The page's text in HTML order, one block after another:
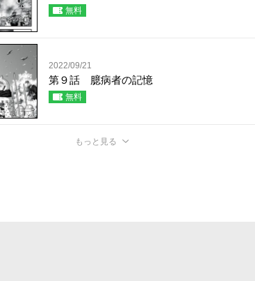
無料
2022/09/21
第９話 臆病者の記憶
無料
もっと見る